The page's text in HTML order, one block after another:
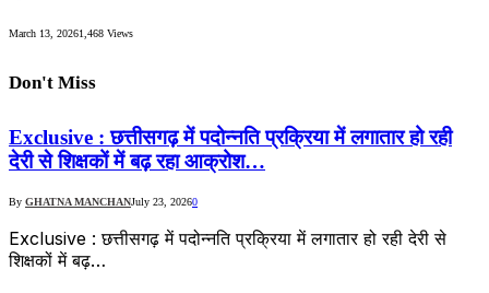
March 13, 20261,468 Views
Don't Miss
Exclusive : छत्तीसगढ़ में पदोन्नति प्रक्रिया में लगातार हो रही
देरी से शिक्षकों में बढ़ रहा आक्रोश…
By GHATNA MANCHANJuly 23, 20260
Exclusive : छत्तीसगढ़ में पदोन्नति प्रक्रिया में लगातार हो रही देरी से
शिक्षकों में बढ़…